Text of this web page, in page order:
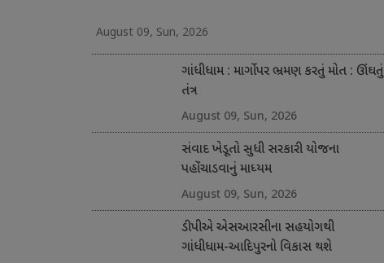
August 09, Sun, 2026
ગાંધીધામ : માર્ગો પર ભ્રમણ કરતું મોત : ઊંઘતું
તંત્ર
August 09, Sun, 2026
સંવાદ ખેડૂતો સુધી સરકારી યોજના
પહોંચાડવાનું માધ્યમ
August 09, Sun, 2026
ડીપીએ એસઆરસીના સહયોગથી
ગાંધીધામ-આદિપુરનો વિકાસ થશે